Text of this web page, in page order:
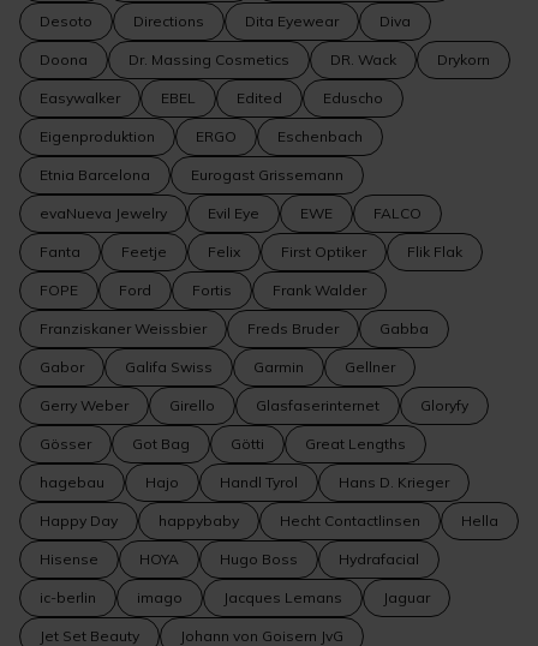
Desoto Directions Dita Eyewear Diva
Doona Dr. Massing Cosmetics DR. Wack Drykorn
Easywalker EBEL Edited Eduscho
Eigenproduktion ERGO Eschenbach
Etnia Barcelona Eurogast Grissemann
evaNueva Jewelry Evil Eye EWE FALCO
Fanta Feetje Felix First Optiker Flik Flak
FOPE Ford Fortis Frank Walder
Franziskaner Weissbier Freds Bruder Gabba
Gabor Galifa Swiss Garmin Gellner
Gerry Weber Girello Glasfaserinternet Gloryfy
Gösser Got Bag Götti Great Lengths
hagebau Hajo Handl Tyrol Hans D. Krieger
Happy Day happybaby Hecht Contactlinsen Hella
Hisense HOYA Hugo Boss Hydrafacial
ic-berlin imago Jacques Lemans Jaguar
Jet Set Beauty Johann von Goisern JvG